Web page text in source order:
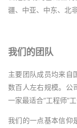
疆、中亚、中东、北
我们的团队
主要团队成员均来自
数百人左右规模。﻿公
一家最适合“工程师”工
我们的一点基本信仰